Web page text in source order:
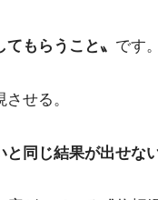
もらうこと〟 です。
せる。
と同じ結果が出せな